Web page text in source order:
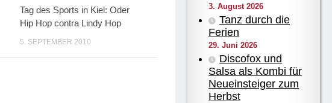
Tag des Sports in Kiel: Oder
Hip Hop contra Lindy Hop
5. SEPTEMBER 2010
3. August 2026
Tanz durch die
Ferien
29. Juni 2026
Discofox und
Salsa als Kombi für
Neueinsteiger zum
Herbst